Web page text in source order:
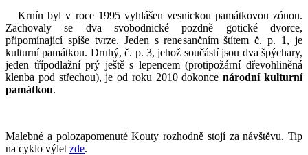
Krnín byl v roce 1995 vyhlášen vesnickou památkovou zónou.
Zachovaly se dva svobodnické pozdně gotické dvorce,
připomínající spíše tvrze. Jeden s renesančním štítem č. p. 1, je
kulturní památkou. Druhý, č. p. 3, jehož součástí jsou dva špýchary,
jeden třípodlažní prý ještě s lepencem (protipožární dřevohliněná
klenba pod střechou), je od roku 2010 dokoncenárodní kulturní
památkou.
Malebné a polozapomenuté Kouty rozhodně stojí za návštěvu. Tip
na cyklo výlet zde.